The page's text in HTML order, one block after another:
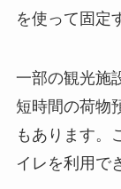
を使って固定
一部の観光施
短時間の荷物
もあります。
イレを利用で